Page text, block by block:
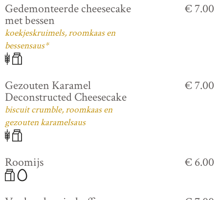
Gedemonteerde cheesecake
met bessen
koekjeskruimels, roomkaas en
bessensaus*
€ 7.00
Gezouten Karamel
Deconstructed Cheesecake
biscuit crumble, roomkaas en
gezouten karamelsaus
€ 7.00
Roomijs € 6.00